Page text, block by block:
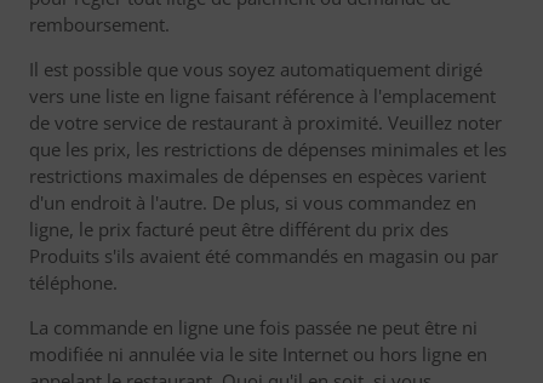
remboursement.
Il est possible que vous soyez automatiquement dirigé
vers une liste en ligne faisant référence à l'emplacement
de votre service de restaurant à proximité. Veuillez noter
que les prix, les restrictions de dépenses minimales et les
restrictions maximales de dépenses en espèces varient
d'un endroit à l'autre. De plus, si vous commandez en
ligne, le prix facturé peut être différent du prix des
Produits s'ils avaient été commandés en magasin ou par
téléphone.
La commande en ligne une fois passée ne peut être ni
modifiée ni annulée via le site Internet ou hors ligne en